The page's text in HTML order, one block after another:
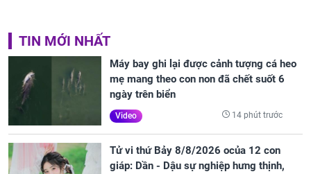
TIN MỚI NHẤT
Máy bay ghi lại được cảnh tượng cá heo
mẹ mang theo con non đã chết suốt 6
ngày trên biển
Video 14 phút trước
Tử vi thứ Bảy 8/8/2026 ocủa 12 con
giáp: Dần - Dậu sự nghiệp hưng thịnh,